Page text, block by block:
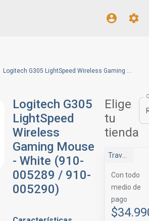
Logitech G305 LightSpeed Wireless Gaming Mouse - White (910-005289 / 910-005290)
Logitech G305
LightSpeed
Wireless
Gaming Mouse
- White (910-
005289 / 910-
005290)
Elige
tu
tienda
Travel Tienda
Con todo
medio de
pago